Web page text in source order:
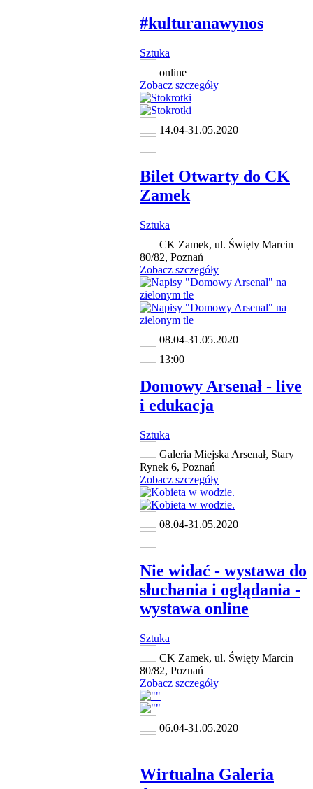
#kulturanawynos
Sztuka
online
Zobacz szczegóły
14.04-31.05.2020
Bilet Otwarty do CK
Zamek
Sztuka
CK Zamek, ul. Święty Marcin
80/82, Poznań
Zobacz szczegóły
08.04-31.05.2020
13:00
Domowy Arsenał - live
i edukacja
Sztuka
Galeria Miejska Arsenał, Stary
Rynek 6, Poznań
Zobacz szczegóły
08.04-31.05.2020
Nie widać - wystawa do
słuchania i oglądania -
wystawa online
Sztuka
CK Zamek, ul. Święty Marcin
80/82, Poznań
Zobacz szczegóły
06.04-31.05.2020
Wirtualna Galeria